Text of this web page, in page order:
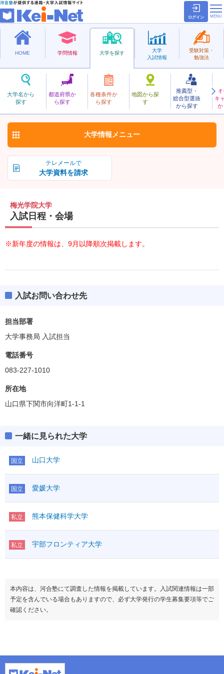
ログイン
HOME 学問情報 大学を探す
大学名から
探す
都道府県か
ら探す
各種条件か
ら探す
地図から探
す
推薦型・
総合型選抜
から探す
キ
か
大学
入試情報
受験対策・
勉強法
私立
ばいこうがくいん
梅光学院大学 お気に入り
テレメールで
大学資料を請求
大学情報 メニュー
梅光学院大学
入試日程・会場
※新年度の情報は、9月以降順次掲載します。
入試お問い合わせ先
担当部署
大学事務局 入試担当
電話番号
083-227-1010
所在地
山口県下関市向洋町1-1-1
一緒に見られた大学
国立 山口大学
国立 愛媛大学
私立 熊本保健科学大学
私立 宇部フロンティア大学
本内容は、河合塾にて調査した情報を掲載しています。入試関連情報は一部
予定を含んでいる場合もありますので、必ず大学発行の学生募集要項等でご
確認ください。